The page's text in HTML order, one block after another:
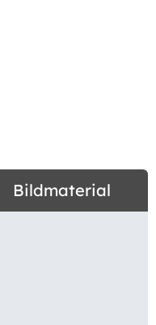
Bildmaterial